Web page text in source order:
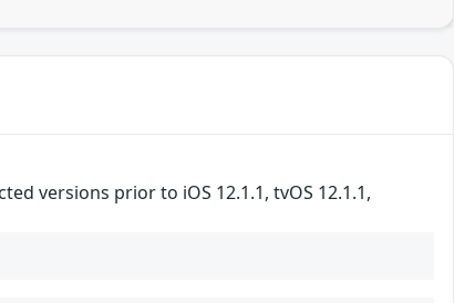
versions prior to iOS 12.1.1, tvOS 12.1.1,